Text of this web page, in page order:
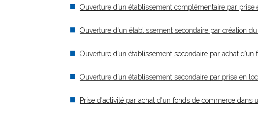
Ouverture d’un établissement complémentaire par
Ouverture d'un établissement secondaire par création
Ouverture d’un établissement secondaire par achat
Ouverture d’un établissement secondaire par prise en
Prise d'activité par achat d'un fonds de commerce dans